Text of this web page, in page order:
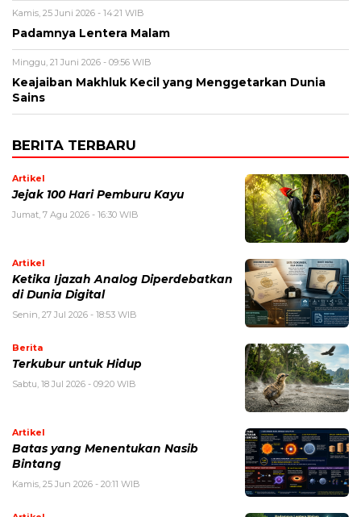
Kamis, 25 Juni 2026 - 14:21 WIB
Padamnya Lentera Malam
Minggu, 21 Juni 2026 - 09:56 WIB
Keajaiban Makhluk Kecil yang Menggetarkan Dunia
Sains
BERITA TERBARU
Artikel
Jejak 100 Hari Pemburu Kayu
Jumat, 7 Agu 2026 - 16:30 WIB
Artikel
Ketika Ijazah Analog Diperdebatkan
di Dunia Digital
Senin, 27 Jul 2026 - 18:53 WIB
Berita
Terkubur untuk Hidup
Sabtu, 18 Jul 2026 - 09:20 WIB
Artikel
Batas yang Menentukan Nasib
Bintang
Kamis, 25 Jun 2026 - 20:11 WIB